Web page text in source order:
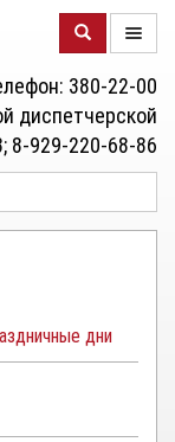
380-22-00
диспетчерской
8-929-220-68-86
дни